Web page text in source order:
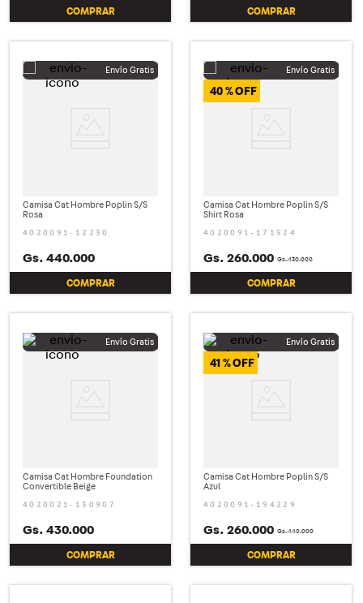
COMPRAR COMPRAR
Camisa Cat Hombre Poplin S/S
Rosa
4020091-12230
Gs. 440.000
COMPRAR
40 %
Camisa Cat Hombre Poplin S/S
Shirt Rosa
4020091-171524
Gs.430.000
Gs. 260.000
COMPRAR
Camisa Cat Hombre Foundation
Convertible Beige
4020021-130907
Gs. 430.000
COMPRAR
41 %
Camisa Cat Hombre Poplin S/S
Azul
4020091-194229
Gs.440.000
Gs. 260.000
COMPRAR